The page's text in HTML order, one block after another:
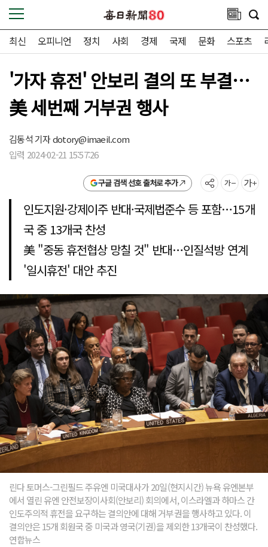
최신 오피니언 정치 사회 경제 국제 문화 스포츠
'가자 휴전' 안보리 결의 또 부결…
美 세번째 거부권 행사
김동석 기자dotory@imaeil.com
입력 2024-02-21 15:57:26
구글 검색 선호 출처로 추가
인도지원·강제이주 반대·국제법준수 등 포함…15개
국 중 13개국 찬성
美 "중동 휴전협상 망칠 것" 반대…인질석방 연계
'일시휴전' 대안 추진
린다 토머스-그린필드 주유엔 미국대사가 20일(현지시간) 뉴욕 유엔본부
에서 열린 유엔 안전보장이사회(안보리) 회의에서, 이스라엘과 하마스 간
인도주의적 휴전을 요구하는 결의안에 대해 거부권을 행사하고 있다. 이
결의안은 15개 회원국 중 미국과 영국(기권)을 제외한 13개국이 찬성했다.
연합뉴스